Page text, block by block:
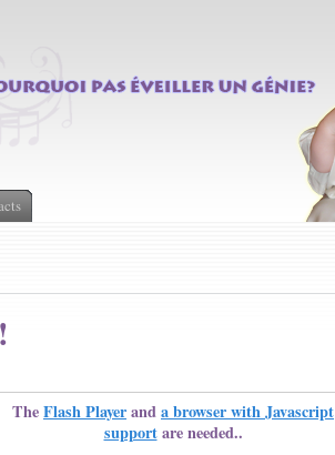
TheFlash Playeranda browser with Javascript
supportare needed..